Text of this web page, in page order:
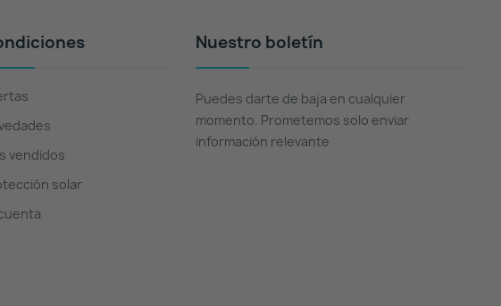
vendidos
solar
Nuestro boletín
Puedes darte de baja en cualquier
momento. Prometemos solo enviar
información relevante